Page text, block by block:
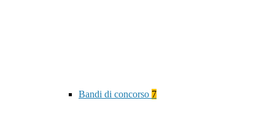
Bandi di concorso 7